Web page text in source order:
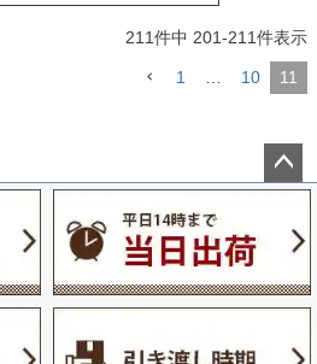
211件中 201-211件表示
1 10 11
ペー
ップ